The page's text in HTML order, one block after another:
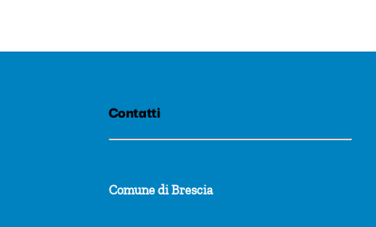
Contatti
Comune di Brescia